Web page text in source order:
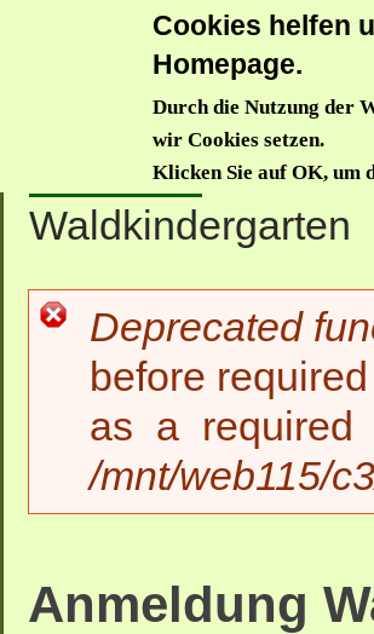
Cookies helfen
Homepage.
Durch die Nutzung der
wir Cookies setzen.
Klicken Sie auf OK, um
Trägerverein
Startseite >>
Waldkindergarten
Fehlermeldung
Deprecated
before
as a
/mnt/web115/
Anmeldung